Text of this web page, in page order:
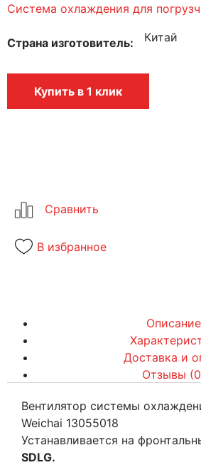
Система охлаждения для
Страна изготовитель Китай
Купить в 1 клик
В избранное
Описание
Доставка и
Отзывы
Вентилятор системы
Weichai 13055018
Устанавливается на
SDLG.